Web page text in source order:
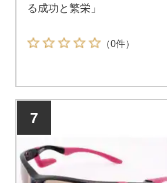
る成功と繁栄」
（0件）
7